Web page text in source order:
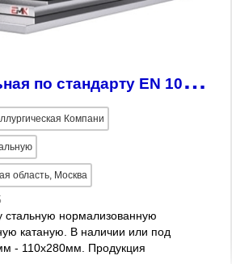
П
олоса стальная по стандарту EN 10149-3
Компани
область, Москва
стальную нормализованную
катаную. В наличии или под
- 110х280мм. Продукция